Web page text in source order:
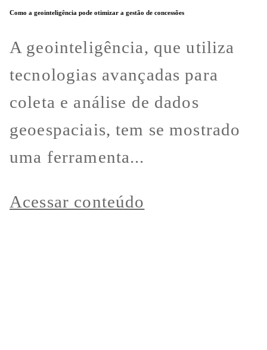
Como a geointeligência pode otimizar a gestão de concessões
A geointeligência, que utiliza
tecnologias avançadas para
coleta e análise de dados
geoespaciais, tem se mostrado
uma ferramenta...
Acessar conteúdo